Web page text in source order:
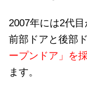
2007年には2代
前部ドアと後部
ープンドア」を
ます。